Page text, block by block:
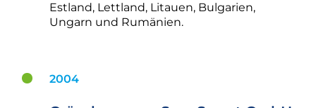
Estland, Lettland, Litauen, Bulgarien,
Ungarn und Rumänien.
2004